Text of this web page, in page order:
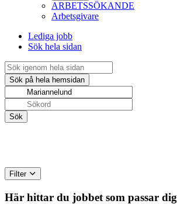
ARBETSSÖKANDE
Arbetsgivare
Lediga jobb
Sök hela sidan
Filter
Här hittar du jobbet som passar dig